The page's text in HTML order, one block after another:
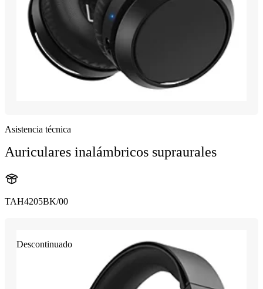
Asistencia técnica
Auriculares inalámbricos supraurales
TAH4205BK/00
Descontinuado